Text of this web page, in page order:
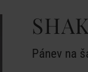
Pánev na